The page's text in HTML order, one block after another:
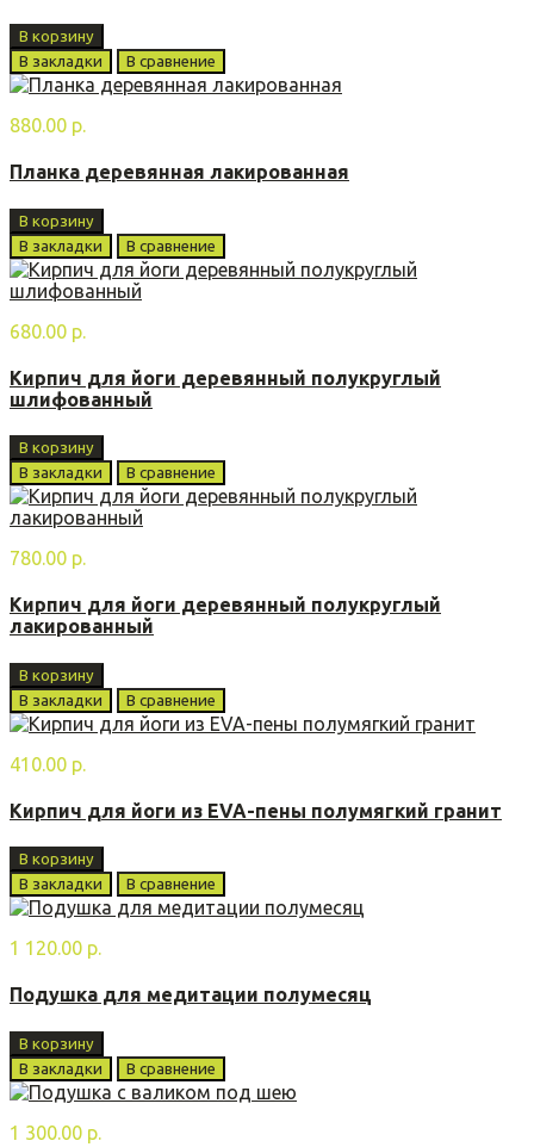
В корзину
В закладки
В сравнение
880.00 р.
Планка деревянная лакированная
В корзину
В закладки
В сравнение
680.00 р.
Кирпич для йоги деревянный полукруглый
шлифованный
В корзину
В закладки
В сравнение
780.00 р.
Кирпич для йоги деревянный полукруглый
лакированный
В корзину
В закладки
В сравнение
410.00 р.
Кирпич для йоги из EVA-пены полумягкий гранит
В корзину
В закладки
В сравнение
1 120.00 р.
Подушка для медитации полумесяц
В корзину
В закладки
В сравнение
1 300.00 р.